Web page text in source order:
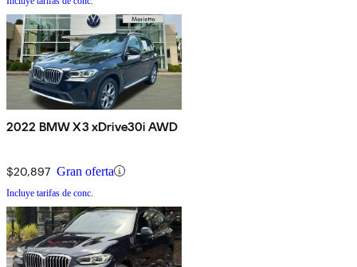
2022 BMW X3 xDrive30i AWD
$20,897 Gran oferta
Incluye tarifas de conc.